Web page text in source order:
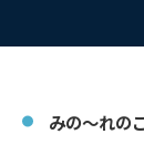
みの～れの